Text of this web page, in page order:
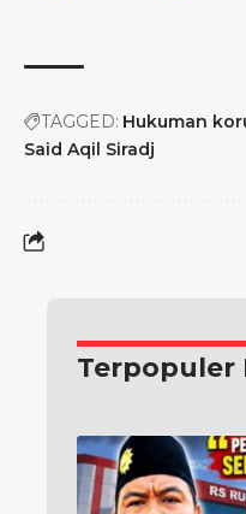
TAGGED: Hukuman
Said Aqil Siradj
Terpopuler